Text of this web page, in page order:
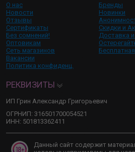
О нас
Новости
Отзывы
Сертификаты
Без сомнений!
Оптовикам
Сеть магазинов
Вакансии
Политика конфиденц.
Бренды
Новинки
Скидки и
Доставка
РЕКВИЗИТЫ
ИП Грин Александр Григорьевич
ОГРНИП: 316501700054521
ИНН: 501813362411
Данный сайт содержит